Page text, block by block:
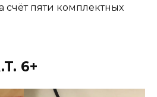
счёт пяти комплектных
6+